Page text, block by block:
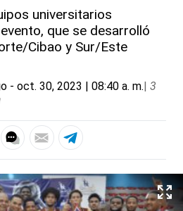
universitarios
que se desarrolló
Cibao y Sur/Este
- oct. 30, 2023 | 08:40 a. m.| 3